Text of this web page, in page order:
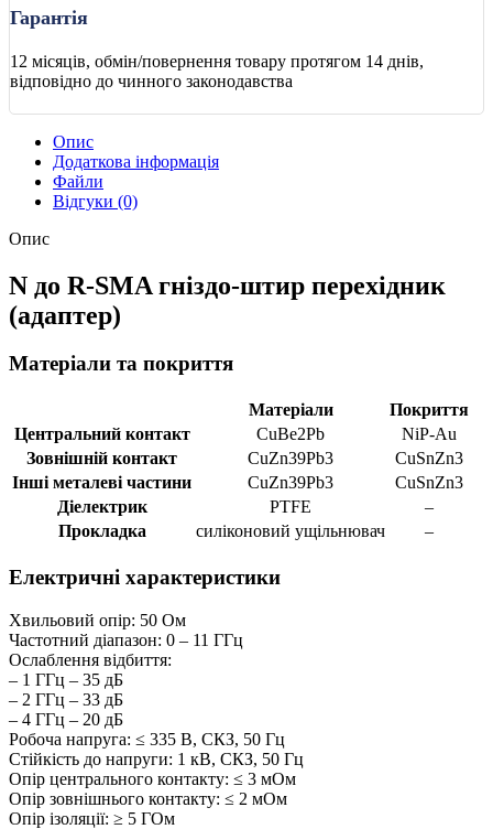
Гарантія
12 місяців, обмін/повернення товару протягом 14 днів,
відповідно до чинного законодавства
Опис
Додаткова інформація
Файли
Відгуки (0)
Опис
N до R-SMA гніздо-штир перехідник
(адаптер)
Матеріали та покриття
Матеріали
Покриття
Центральний контакт
CuBe2Pb
NiP-Au
Зовнішній контакт
CuZn39Pb3
CuSnZn3
Інші металеві частини
CuZn39Pb3
CuSnZn3
Діелектрик
PTFE
–
Прокладка
силіконовий ущільнювач –
Електричні характеристики
Хвильовий опір: 50 Ом
Частотний діапазон: 0 – 11 ГГц
Ослаблення відбиття:
– 1 ГГц – 35 дБ
– 2 ГГц – 33 дБ
– 4 ГГц – 20 дБ
Робоча напруга: ≤ 335 В, СКЗ, 50 Гц
Стійкість до напруги: 1 кВ, СКЗ, 50 Гц
Опір центрального контакту: ≤ 3 мОм
Опір зовнішнього контакту: ≤ 2 мОм
Опір ізоляції: ≥ 5 ГОм